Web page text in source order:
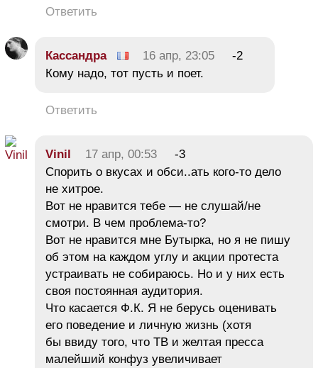
Ответить
Кассандра 16 апр, 23:05
-2
Кому надо, тот пусть и поет.
Ответить
Vinil 17 апр, 00:53
-3
Спорить о вкусах и обси..ать кого-то дело
не хитрое.
Вот не нравится тебе — не слушай/не
смотри. В чем проблема-то?
Вот не нравится мне Бутырка, но я не пишу
об этом на каждом углу и акции протеста
устраивать не собираюсь. Но и у них есть
своя постоянная аудитория.
Что касается Ф.К. Я не берусь оценивать
его поведение и личную жизнь (хотя
бы ввиду того, что ТВ и желтая пресса
малейший конфуз увеличивает